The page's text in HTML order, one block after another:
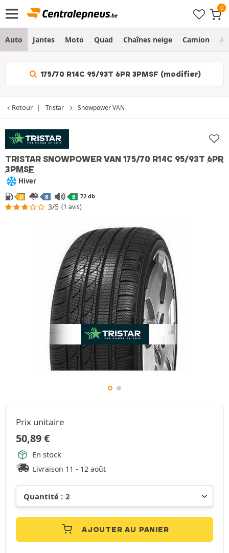
Auto Jantes Moto Quad Chaînes neige Camion
175/70 R14C 95/93T 6PR 3PMSF (modifier)
Retour Tristar Snowpower VAN
TRISTAR SNOWPOWER VAN 175/70 R14C 95/93T 6PR
3PMSF
Hiver
D B B 72 db
3/5 (1 avis)
Prix unitaire
50,89€
En stock
Livraison 11 - 12 août
AJOUTER AU PANIER